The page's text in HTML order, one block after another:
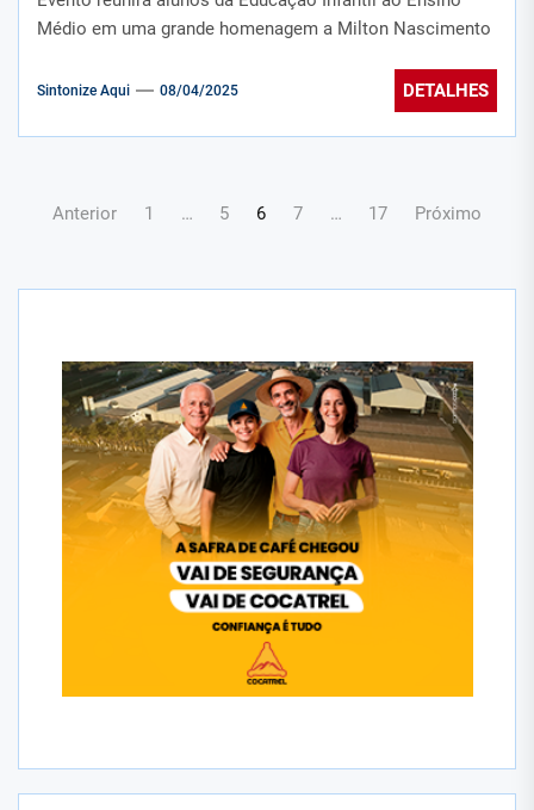
Médio em uma grande homenagem a Milton Nascimento
Sintonize Aqui 08/04/2025 DETALHES
Paginação
Anterior 1 … 5 6 7 … 17 Próximo